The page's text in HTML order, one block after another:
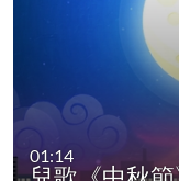
01:14